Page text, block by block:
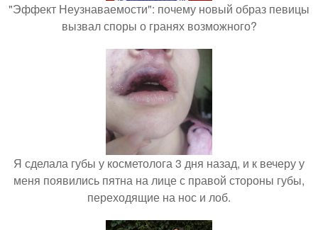
"Эффект Неузнаваемости": почему новый образ певицы
вызвал споры о гранях возможного?
Я сделала губы у косметолога 3 дня назад, и к вечеру у
меня появились пятна на лице с правой стороны губы,
переходящие на нос и лоб.